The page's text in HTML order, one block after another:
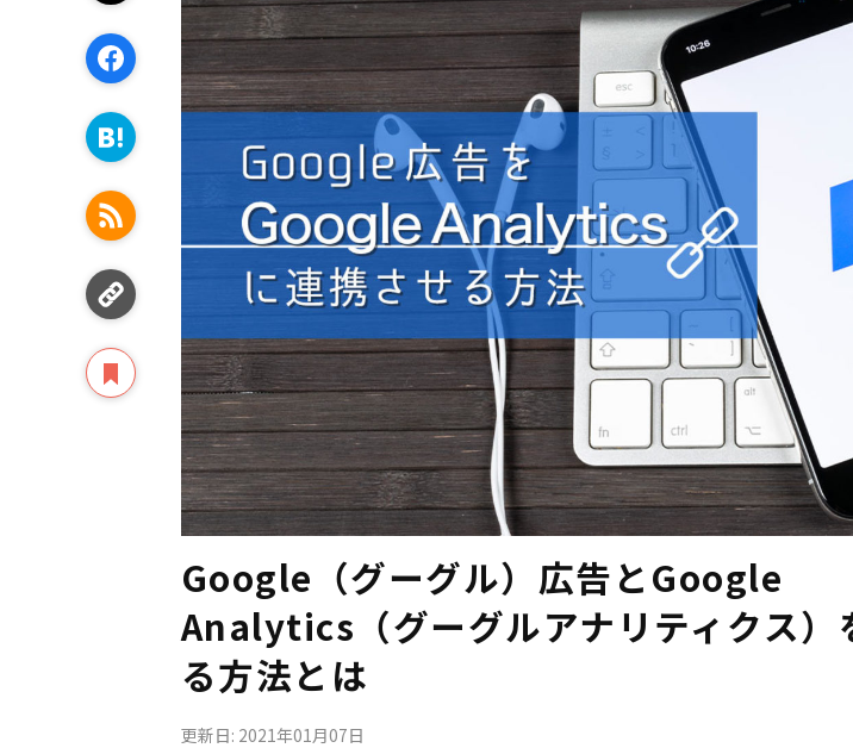
Google（グーグル）広告とGoogle
Analytics（グーグルアナリティクス）
る方法とは
更新日: 2021年01月07日